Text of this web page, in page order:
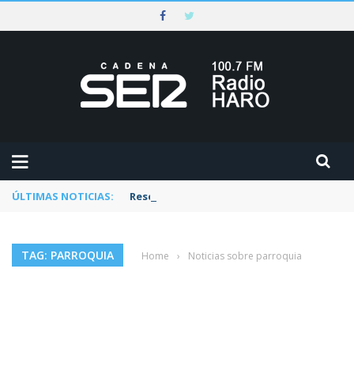
ÚLTIMAS NOTICIAS: Rescatado un ciclista accidentado en un
TAG: PARROQUIA Home › Noticias sobre parroquia